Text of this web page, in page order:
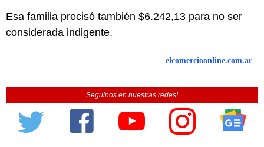
Esa familia precisó también $6.242,13 para no ser
considerada indigente.
elcomercioonline.com.ar
Seguinos en nuestras redes!